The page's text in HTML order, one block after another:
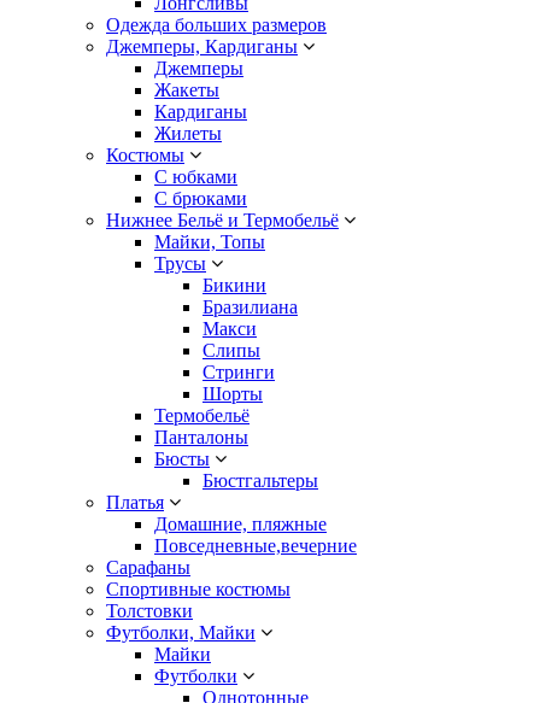
Одежда больших размеров
Джемперы, Кардиганы
Джемперы
Жакеты
Кардиганы
Жилеты
Костюмы
С юбками
С брюками
Нижнее Бельё и Термобельё
Майки, Топы
Трусы
Бикини
Бразилиана
Макси
Слипы
Стринги
Шорты
Термобельё
Панталоны
Бюсты
Бюстгальтеры
Платья
Домашние, пляжные
Повседневные,вечерние
Сарафаны
Спортивные костюмы
Толстовки
Футболки, Майки
Майки
Футболки
Однотонные